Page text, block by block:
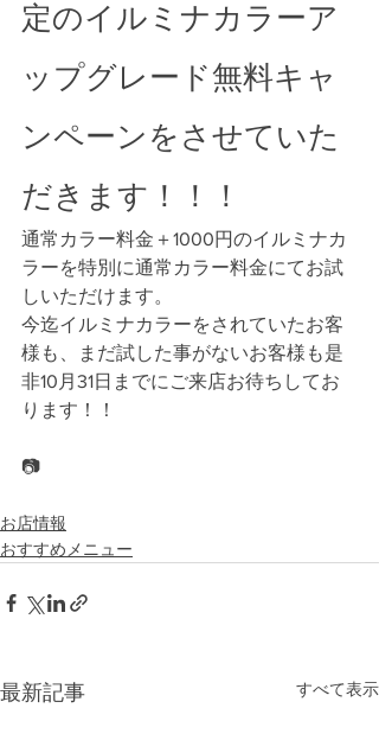
定のイルミナカラーア
ップグレード無料キャ
ンペーンをさせていた
だきます！！！
通常カラー料金＋1000円のイルミナカ
ラーを特別に通常カラー料金にてお試
しいただけます。
今迄イルミナカラーをされていたお客
様も、まだ試した事がないお客様も是
非10月31日までにご来店お待ちしてお
ります！！
📷
お店情報
おすすめメニュー
最新記事 すべて表示